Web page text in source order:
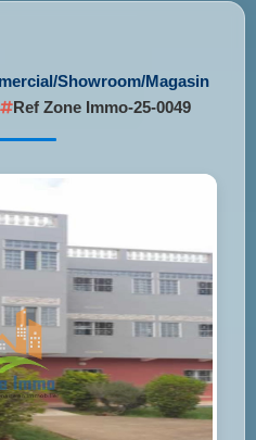
Showroom/Magasin
Ref Zone Immo-25-0049